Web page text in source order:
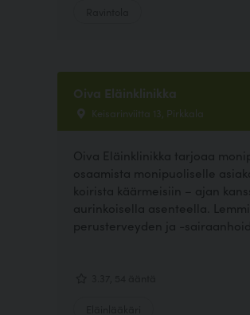
Oiva Eläinklinikka
Keisarinviitta 13, Pirkkala
Oiva Eläinklinikka tarjoaa
osaamista monipuoliselle
koirista käärmeisiin – ajan
aurinkoisella asenteella.
perusterveyden ja -